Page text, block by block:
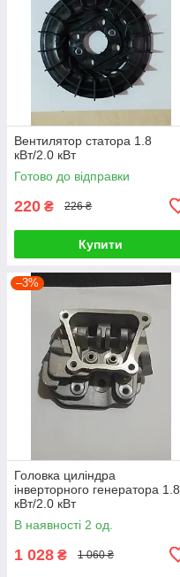
Вентилятор статора 1.8
кВт/2.0 кВт
Готово до відправки
220 ₴ 226 ₴
Купити
–3%
Головка циліндра
інверторного генератора 1.8
кВт/2.0 кВт
В наявності 2 од.
1 028 ₴ 1 060 ₴